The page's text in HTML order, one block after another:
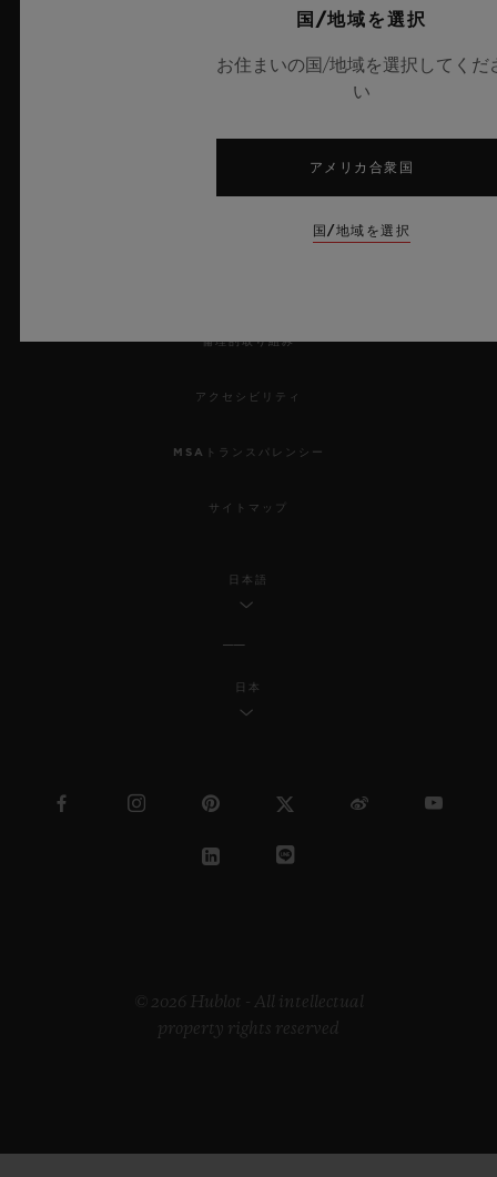
採用情報
倫理的取り組み
アクセシビリティ
MSAトランスパレンシー
サイトマップ
日本語
日本
© 2026 Hublot - All intellectual
property rights reserved
国/地域を選択
お住まいの国/地域を選択してくだ
い
アメリカ合衆国
国/地域を選択